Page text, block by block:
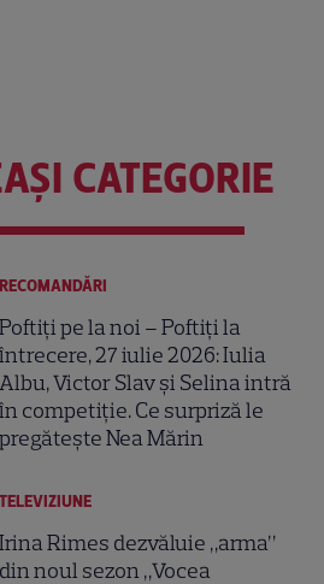
CATEGORIE
RECOMANDĂRI
Poftiți pe la noi – Poftiți la
întrecere, 27 iulie 2026: Iulia
Albu, Victor Slav și Selina intră
în competiție. Ce surpriză le
pregătește Nea Mărin
TELEVIZIUNE
Irina Rimes dezvăluie „arma”
din noul sezon „Vocea